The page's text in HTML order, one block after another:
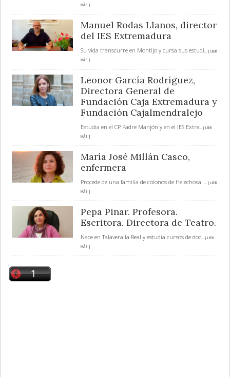
MÁS ]
Manuel Rodas Llanos, director
del IES Extremadura
Su vida transcurre en Montijo y cursa sus estudi... [ LEER
MÁS ]
Leonor García Rodríguez,
Directora General de
Fundación Caja Extremadura y
Fundación Cajalmendralejo
Estudia en el CP Padre Manjón y en el IES Extre... [ LEER
MÁS ]
María José Millán Casco,
enfermera
Procede de una familia de colonos de Helechosa. ... [ LEER
MÁS ]
Pepa Pinar. Profesora.
Escritora. Directora de Teatro.
Nace en Talavera la Real y estudia cursos de doc... [ LEER
MÁS ]